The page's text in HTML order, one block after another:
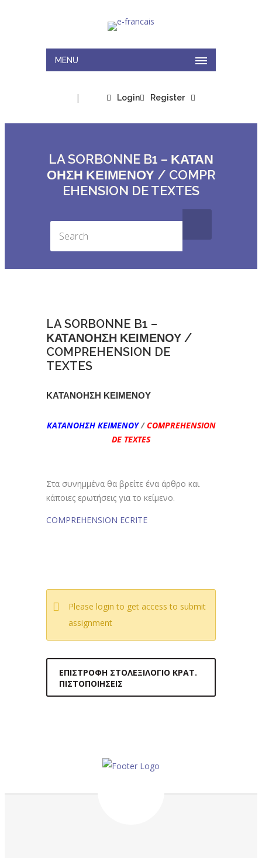
MENU
Login
| Register
LA SORBONNE B1 – ΚΑΤΑΝ
ΟΗΣΗ ΚΕΙΜΕΝΟΥ / COMPR
EHENSION DE TEXTES
LA SORBONNE B1 –
ΚΑΤΑΝΟΗΣΗ ΚΕΙΜΕΝΟΥ /
COMPREHENSION DE
TEXTES
ΚΑΤΑΝΟΗΣΗ ΚΕΙΜΕΝΟΥ
ΚΑΤΑΝΟΗΣΗ ΚΕΙΜΕΝΟΥ/COMPREHENSION
DE TEXTES
Στα συνημμένα θα βρείτε ένα άρθρο και
κάποιες ερωτήσεις για το κείμενο.
COMPREHENSION ECRITE
Please login to get access to submit
assignment
ΕΠΙΣΤΡΟΦΉ ΣΤΟΛΕΞΙΛΌΓΙΟ ΚΡΑΤ.
ΠΙΣΤΟΠΟΙΉΣΕΙΣ